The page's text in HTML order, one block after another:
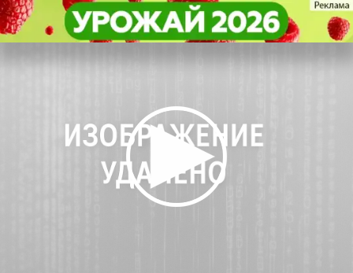
С началом каникул школьники
начали получать травмы
Общество С началом каникул школьники
начали получать травмы
Общество
Другие новости по
теме
Погода и курсы
валют в Пензе